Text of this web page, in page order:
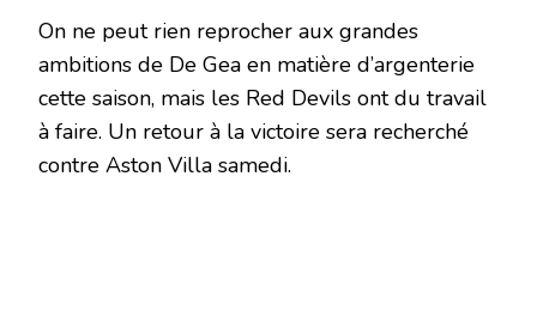
On ne peut rien reprocher aux grandes
ambitions de De Gea en matière d’argenterie
cette saison, mais les Red Devils ont du travail
à faire. Un retour à la victoire sera recherché
contre Aston Villa samedi.